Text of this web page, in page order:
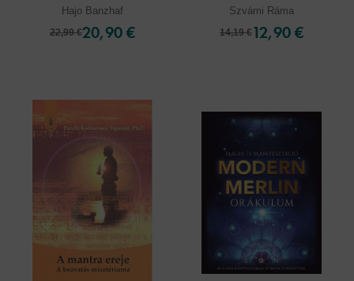
Hajo Banzhaf
22,99 €20,90 €
Szvámi Ráma
14,19 €12,90 €